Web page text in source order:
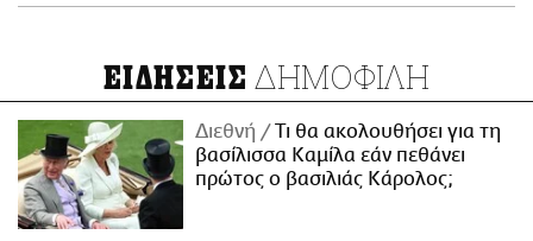
ΕΙΔΗΣΕΙΣ ΔΗΜΟΦΙΛΗ
Διεθνή
Τι θα ακολουθήσει για τη
βασίλισσα Καμίλα εάν πεθάνει
πρώτος ο βασιλιάς Κάρολος;